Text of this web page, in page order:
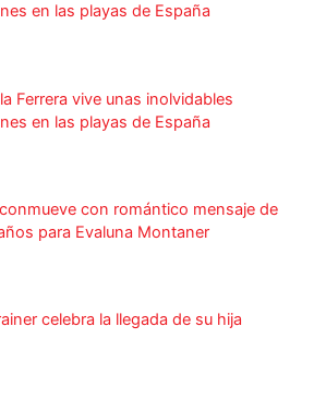
en las playas de España
Ferrera vive unas inolvidables
en las playas de España
con romántico mensaje de
para Evaluna Montaner
celebra la llegada de su hija